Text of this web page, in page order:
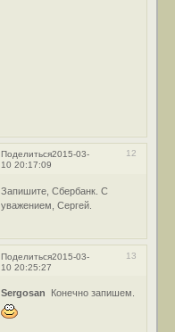
Поделиться 12
2015-03-
10 20:17:09
Запишите, Сбербанк. С
уважением, Сергей.
Поделиться 13
2015-03-
10 20:25:27
Sergosan Конечно запишем.